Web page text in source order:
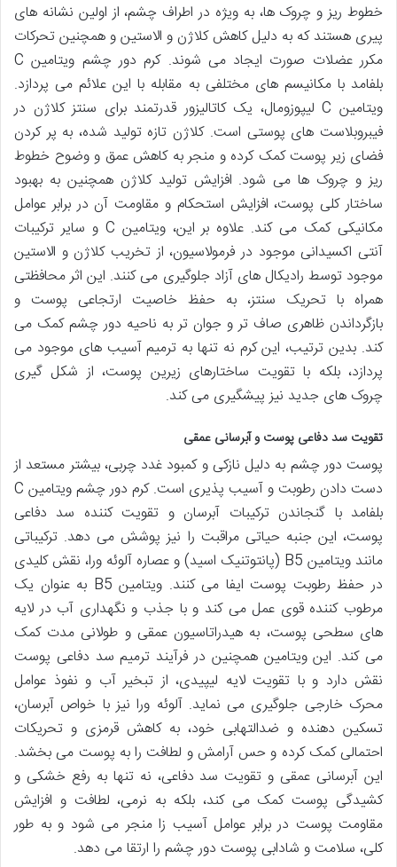
خطوط ریز و چروک ها، به ویژه در اطراف چشم، از اولین نشانه های
پیری هستند که به دلیل کاهش کلاژن و الاستین و همچنین تحرکات
مکرر عضلات صورت ایجاد می شوند. کرم دور چشم ویتامین C
بلفامد با مکانیسم های مختلفی به مقابله با این علائم می پردازد.
ویتامین C لیپوزومال، یک کاتالیزور قدرتمند برای سنتز کلاژن در
فیبروبلاست های پوستی است. کلاژن تازه تولید شده، به پر کردن
فضای زیر پوست کمک کرده و منجر به کاهش عمق و وضوح خطوط
ریز و چروک ها می شود. افزایش تولید کلاژن همچنین به بهبود
ساختار کلی پوست، افزایش استحکام و مقاومت آن در برابر عوامل
مکانیکی کمک می کند. علاوه بر این، ویتامین C و سایر ترکیبات
آنتی اکسیدانی موجود در فرمولاسیون، از تخریب کلاژن و الاستین
موجود توسط رادیکال های آزاد جلوگیری می کنند. این اثر محافظتی
همراه با تحریک سنتز، به حفظ خاصیت ارتجاعی پوست و
بازگرداندن ظاهری صاف تر و جوان تر به ناحیه دور چشم کمک می
کند. بدین ترتیب، این کرم نه تنها به ترمیم آسیب های موجود می
پردازد، بلکه با تقویت ساختارهای زیرین پوست، از شکل گیری
چروک های جدید نیز پیشگیری می کند.
تقویت سد دفاعی پوست و آبرسانی عمقی
پوست دور چشم به دلیل نازکی و کمبود غدد چربی، بیشتر مستعد از
دست دادن رطوبت و آسیب پذیری است. کرم دور چشم ویتامین C
بلفامد با گنجاندن ترکیبات آبرسان و تقویت کننده سد دفاعی
پوست، این جنبه حیاتی مراقبت را نیز پوشش می دهد. ترکیباتی
مانند ویتامین B5 (پانتوتنیک اسید) و عصاره آلوئه ورا، نقش کلیدی
در حفظ رطوبت پوست ایفا می کنند. ویتامین B5 به عنوان یک
مرطوب کننده قوی عمل می کند و با جذب و نگهداری آب در لایه
های سطحی پوست، به هیدراتاسیون عمقی و طولانی مدت کمک
می کند. این ویتامین همچنین در فرآیند ترمیم سد دفاعی پوست
نقش دارد و با تقویت لایه لیپیدی، از تبخیر آب و نفوذ عوامل
محرک خارجی جلوگیری می نماید. آلوئه ورا نیز با خواص آبرسان،
تسکین دهنده و ضدالتهابی خود، به کاهش قرمزی و تحریکات
احتمالی کمک کرده و حس آرامش و لطافت را به پوست می بخشد.
این آبرسانی عمقی و تقویت سد دفاعی، نه تنها به رفع خشکی و
کشیدگی پوست کمک می کند، بلکه به نرمی، لطافت و افزایش
مقاومت پوست در برابر عوامل آسیب زا منجر می شود و به طور
کلی، سلامت و شادابی پوست دور چشم را ارتقا می دهد.